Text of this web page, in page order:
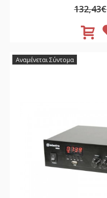
132,43€
Αναμένεται Σύντομα